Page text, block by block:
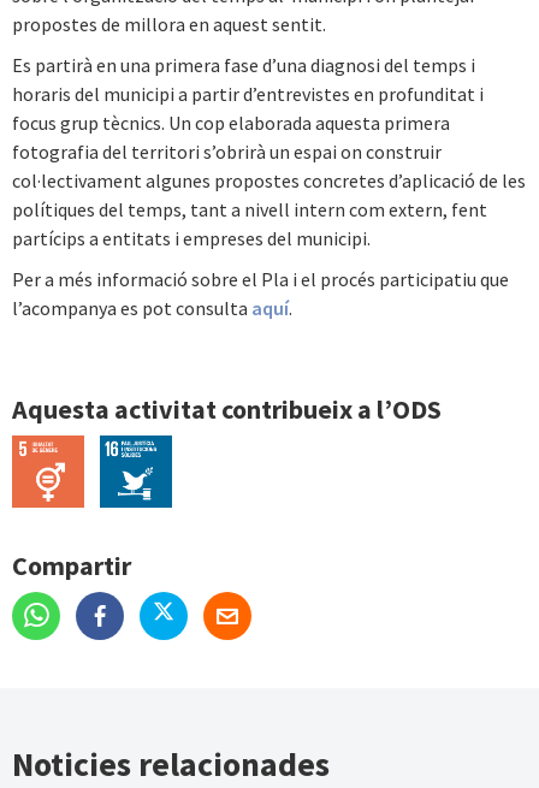
propostes de millora en aquest sentit.
Es partirà en una primera fase d’una diagnosi del temps i
horaris del municipi a partir d’entrevistes en profunditat i
focus grup tècnics. Un cop elaborada aquesta primera
fotografia del territori s’obrirà un espai on construir
col·lectivament algunes propostes concretes d’aplicació de les
polítiques del temps, tant a nivell intern com extern, fent
partícips a entitats i empreses del municipi.
Per a més informació sobre el Pla i el procés participatiu que
l’acompanya es pot consulta aquí.
Aquesta activitat contribueix a l’ODS
Compartir
Noticies relacionades